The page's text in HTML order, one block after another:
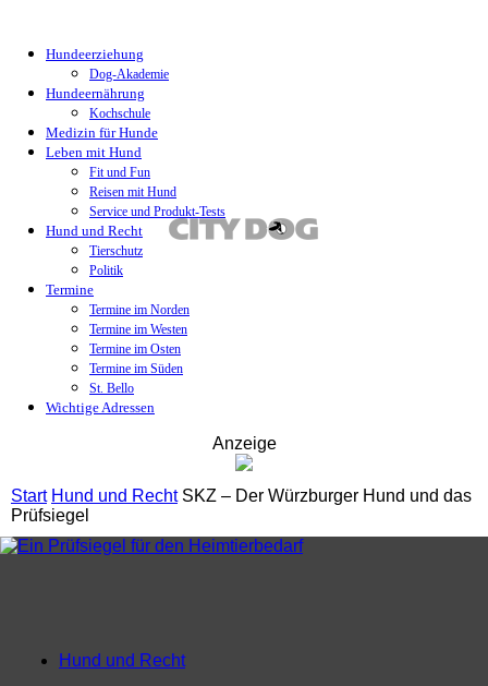
Hundeerziehung
Dog-Akademie
Hundeernährung
Kochschule
Medizin für Hunde
Leben mit Hund
Fit und Fun
Reisen mit Hund
Service und Produkt-Tests
Hund und Recht
Tierschutz
Politik
Termine
Termine im Norden
Termine im Westen
Termine im Osten
Termine im Süden
St. Bello
Wichtige Adressen
Anzeige
Start Hund und Recht SKZ – Der Würzburger Hund und das
Prüfsiegel
Hund und Recht